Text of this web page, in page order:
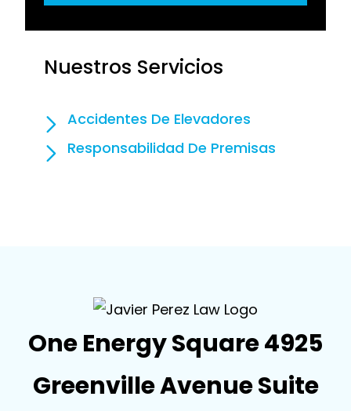
Nuestros Servicios
Accidentes De Elevadores
Responsabilidad De Premisas
One Energy Square 4925
Greenville Avenue Suite